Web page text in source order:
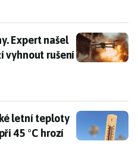
Expert našel chytrý
Expert našel
vyhnout rušení
letní teploty škodí
letní teploty
45 °C hrozí